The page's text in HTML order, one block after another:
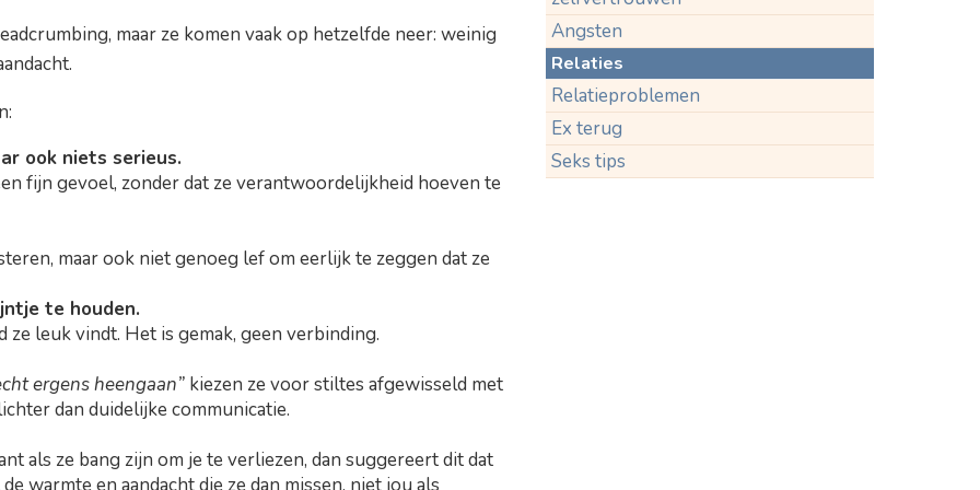
maar ze komen vaak op hetzelfde neer: weinig
ook niets serieus.
fijn gevoel, zonder dat ze verantwoordelijkheid hoeven te
maar ook niet genoeg lef om eerlijk te zeggen dat ze
te houden.
leuk vindt. Het is gemak, geen verbinding.
ergens heengaan” kiezen ze voor stiltes afgewisseld met
dan duidelijke communicatie.
als ze bang zijn om je te verliezen, dan suggereert dit dat
Angsten
Relaties
Relatieproblemen
Ex terug
Seks tips